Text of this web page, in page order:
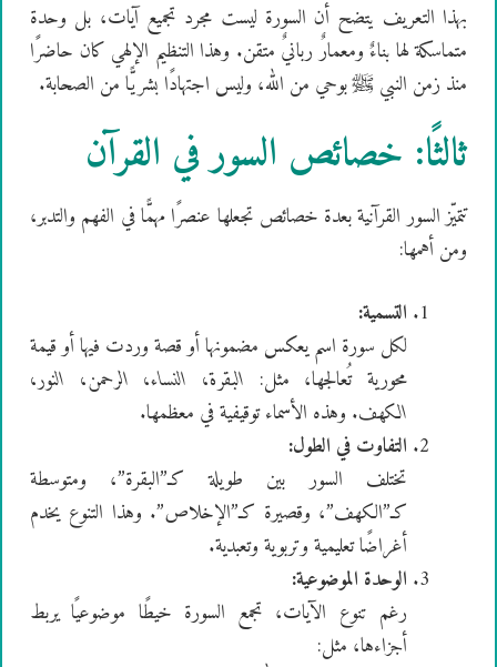
بهذا التعريف يتضح أن السورة ليست مجرد تجميع آيات، بل وحدة
متماسكة لها بناءٌ ومعمارٌ ربانيٌ متقن. وهذا التنظيم الإلهي كان حاضرًا
منذ زمن النبي ﷺ بوحي من الله، وليس اجتهادًا بشريًّا من الصحابة.
ثالثًا: خصائص السور في القرآن
تتميّز السور القرآنية بعدة خصائص تجعلها عنصرًا مهمًّا في الفهم والتدبر،
ومن أهمها:
التسمية:
لكل سورة اسم يعكس مضمونها أو قصة وردت فيها أو قيمة
محورية تُعالجها، مثل: البقرة، النساء، الرحمن، النور،
الكهف. وهذه الأسماء توقيفية في معظمها.
التفاوت في الطول:
تختلف السور بين طويلة كـ”البقرة”، ومتوسطة
كـ”الكهف”، وقصيرة كـ”الإخلاص”. وهذا التنوع يخدم
أغراضًا تعليمية وتربوية وتعبدية.
الوحدة الموضوعية:
رغم تنوع الآيات، تجمع السورة خيطًا موضوعيًا يربط
أجزاءها، مثل: